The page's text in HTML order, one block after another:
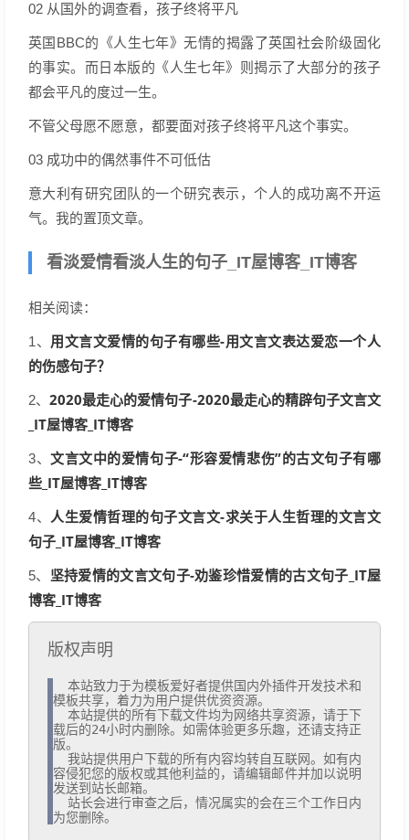
02 从国外的调查看，孩子终将平凡
英国BBC的《人生七年》无情的揭露了英国社会阶级固化
的事实。而日本版的《人生七年》则揭示了大部分的孩子
都会平凡的度过一生。
不管父母愿不愿意，都要面对孩子终将平凡这个事实。
03 成功中的偶然事件不可低估
意大利有研究团队的一个研究表示，个人的成功离不开运
气。我的置顶文章。
看淡爱情看淡人生的句子_IT屋博客_IT博客
相关阅读：
1、 用文言文爱情的句子有哪些-用文言文表达爱恋一个人
的伤感句子？
2、2020最走心的爱情句子-2020最走心的精辟句子文言文
_IT屋博客_IT博客
3、文言文中的爱情句子-“形容爱情悲伤”的古文句子有哪
些_IT屋博客_IT博客
4、 人生爱情哲理的句子文言文-求关于人生哲理的文言文
句子_IT屋博客_IT博客
5、 坚持爱情的文言文句子-劝鉴珍惜爱情的古文句子_IT屋
博客_IT博客
版权声明
模板共享，着力为用户提供优资资源。
载后的24小时内删除。如需体验更多乐趣，还请支持正
版。
容侵犯您的版权或其他利益的，请编辑邮件并加以说明
发送到站长邮箱。
为您删除。